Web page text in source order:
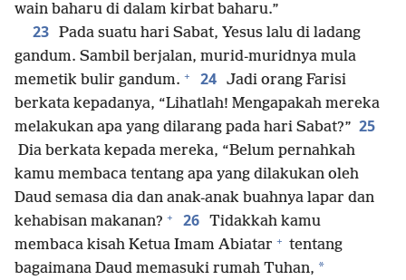
wain baharu di dalam kirbat baharu.”
23 Pada suatu hari Sabat, Yesus lalu di ladang
gandum. Sambil berjalan, murid-muridnya mula
memetik bulir gandum. + 24 Jadi orang Farisi
berkata kepadanya, “Lihatlah! Mengapakah mereka
melakukan apa yang dilarang pada hari Sabat?” 25
Dia berkata kepada mereka, “Belum pernahkah
kamu membaca tentang apa yang dilakukan oleh
Daud semasa dia dan anak-anak buahnya lapar dan
kehabisan makanan? + 26 Tidakkah kamu
membaca kisah Ketua Imam Abiatar + tentang
bagaimana Daud memasuki rumah Tuhan, *